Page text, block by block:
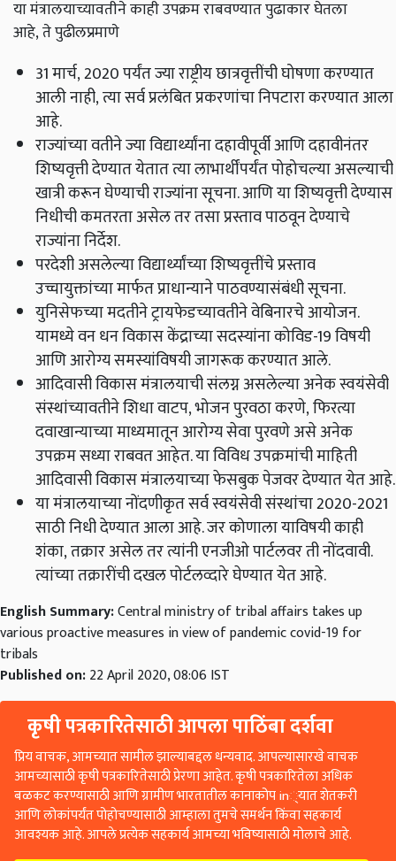
या मंत्रालयाच्यावतीने काही उपक्रम राबवण्यात पुढाकार घेतला
आहे,ते पुढीलप्रमाणे
31 मार्च,2020 पर्यंत ज्या राष्ट्रीय छात्रवृत्तींची घोषणा करण्यात
आली नाही,त्या सर्व प्रलंबित प्रकरणांचा निपटारा करण्यात आला
आहे.
राज्यांच्यावतीने ज्या विद्यार्थ्यांना दहावीपूर्वीआणि दहावीनंतर
शिष्यवृत्ती देण्यात येतात त्या लाभार्थींपर्यंत पोहोचल्या असल्याची
खात्री करून घेण्याची राज्यांना सूचना. आणि या शिष्यवृत्ती देण्यास
निधीची कमतरता असेल तर तसा प्रस्ताव पाठवून देण्याचे
राज्यांना निर्देश.
परदेशी असलेल्या विद्यार्थ्यांच्या शिष्यवृत्तींचे प्रस्ताव
उच्चायुक्तांच्या मार्फत प्राधान्याने पाठवण्यासंबंधी सूचना.
युनिसेफच्या मदतीने ट्रायफेडच्यावतीने वेबिनारचे आयोजन.
यामध्ये वन धन विकास केंद्राच्या सदस्यांना कोविड-19 विषयी
आणि आरोग्य समस्यांविषयी जागरूक करण्यात आले.
आदिवासी विकास मंत्रालयाची संलग्न असलेल्या अनेक स्वयंसेवी
संस्थांच्यावतीने शिधा वाटप,भोजन पुरवठा करणे,फिरत्या
दवाखान्याच्या माध्यमातून आरोग्य सेवा पुरवणे असे अनेक
उपक्रम सध्या राबवत आहेत. या विविध उपक्रमांची माहिती
आदिवासी विकास मंत्रालयाच्या फेसबुक पेजवर देण्यात येत आहे.
या मंत्रालयाच्या नोंदणीकृत सर्व स्वयंसेवी संस्थांचा 2020-2021
साठी निधी देण्यात आला आहे. जर कोणाला याविषयी काही
शंका,तक्रार असेल तर त्यांनी एनजीओ पार्टलवर ती नोंदवावी.
त्यांच्या तक्रारींची दखल पोर्टलव्दारे घेण्यात येत आहे.
English Summary:Central ministry of tribal affairs takes up
various proactive measures in view of pandemic covid-19 for
tribals
Published on:22 April 2020, 08:06 IST
कृषी पत्रकारितेसाठी आपला पाठिंबा दर्शवा
प्रिय वाचक, आमच्यात सामील झाल्याबद्दल धन्यवाद. आपल्यासारखे वाचक
आमच्यासाठी कृषी पत्रकारितेसाठी प्रेरणा आहेत. कृषी पत्रकारितेला अधिक
बळकट करण्यासाठी आणि ग्रामीण भारतातील कानाकोप in्यात शेतकरी
आणि लोकांपर्यंत पोहोचण्यासाठी आम्हाला तुमचे समर्थन किंवा सहकार्य
आवश्यक आहे. आपले प्रत्येक सहकार्य आमच्या भविष्यासाठी मोलाचे आहे.